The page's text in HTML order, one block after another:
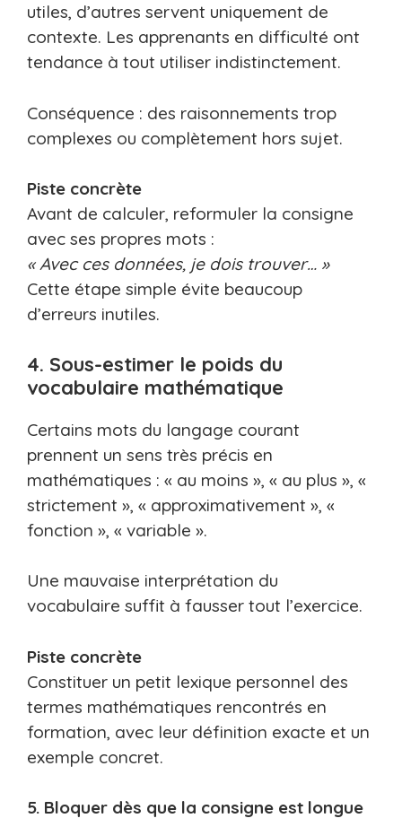
utiles, d’autres servent uniquement de
contexte. Les apprenants en difficulté ont
tendance à tout utiliser indistinctement.
Conséquence : des raisonnements trop
complexes ou complètement hors sujet.
Piste concrète
Avant de calculer, reformuler la consigne
avec ses propres mots :
« Avec ces données, je dois trouver… »
Cette étape simple évite beaucoup
d’erreurs inutiles.
4. Sous-estimer le poids du
vocabulaire mathématique
Certains mots du langage courant
prennent un sens très précis en
mathématiques : « au moins », « au plus », «
strictement », « approximativement », «
fonction », « variable ».
Une mauvaise interprétation du
vocabulaire suffit à fausser tout l’exercice.
Piste concrète
Constituer un petit lexique personnel des
termes mathématiques rencontrés en
formation, avec leur définition exacte et un
exemple concret.
5. Bloquer dès que la consigne est longue